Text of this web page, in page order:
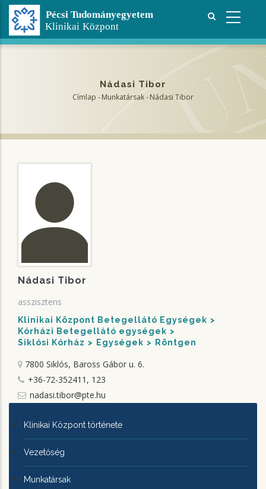
Ugrás
tartalomra
Nádasi Tibor
Címlap -Munkatársak-Nádasi Tibor
Nádasi Tibor
asszisztens
Klinikai Központ Betegellátó Egységek
Kórházi Betegellátó egységek
Siklósi Kórház
Egységek Röntgen
7800 Siklós, Baross Gábor u. 6.
+36-72-352411, 123
nadasi.tibor@pte.hu
KLINIKAI
KÖZPONTRÓL
Klinikai Központ története
Vezetőség
Munkatársak